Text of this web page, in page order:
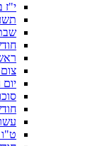
י"ז
יום